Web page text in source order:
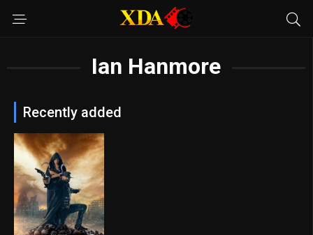
Ian Hanmore
Recently added